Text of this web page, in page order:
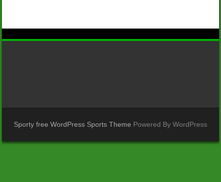
Sporty free WordPress Sports Theme Powered By WordPress